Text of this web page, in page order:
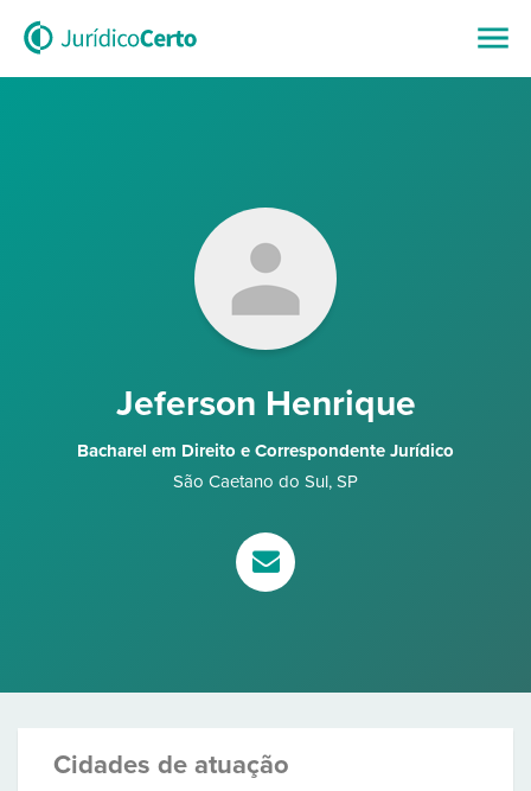
Jeferson Henrique
Bacharel em Direito e Correspondente Jurídico
São Caetano do Sul, SP
Cidades de atuação